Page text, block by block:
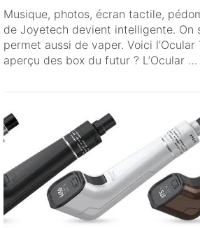
Musique, photos, écran tactile,
de Joyetech devient intelligente. On
permet aussi de vaper. Voici l’Ocular
aperçu des box du futur ? L’Ocular …